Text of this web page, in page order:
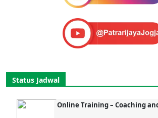
Status Jadwal
Online Training – Coaching